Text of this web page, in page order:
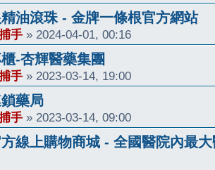
油滾珠 - 金牌一條根官方網站
手 » 2024-04-01, 00:16
-杏輝醫藥集團
手 » 2023-03-14, 19:00
藥局
手 » 2023-03-14, 09:00
線上購物商城 - 全國醫院內最